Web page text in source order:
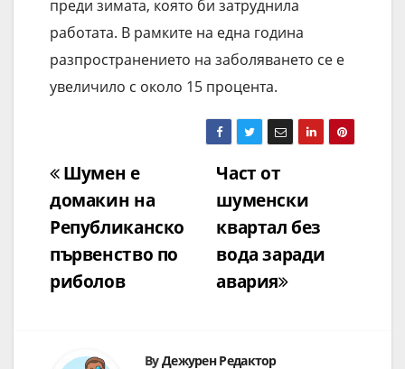
преди зимата, която би затруднила
работата. В рамките на една година
разпространението на заболяването се е
увеличило с около 15 процента.
Навигация
Част от
шуменски
квартал без
вода заради
авария
Шумен е
домакин на
Републиканско
първенство по
риболов
ByДежурен Редактор